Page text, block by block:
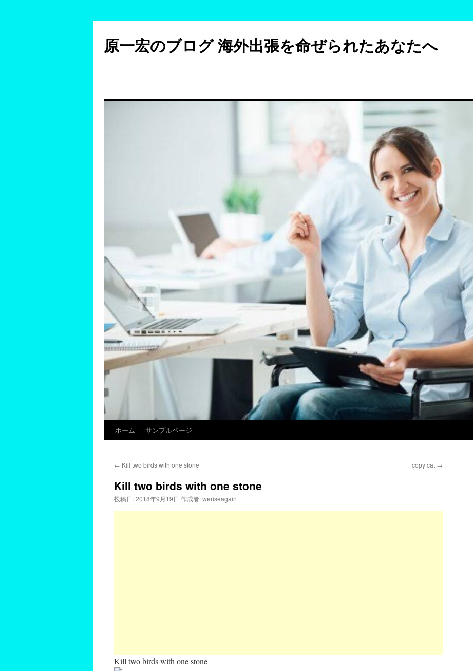
テ
ン
ッ
原一宏のブログ 海外出張を命ぜられたあなたへ
ホーム サンプルページ
← Kill two birds with one stone copy cat →
Kill two birds with one stone
投稿日:2018年9月19日 作成者:weriseagain
Kill two birds with one stone